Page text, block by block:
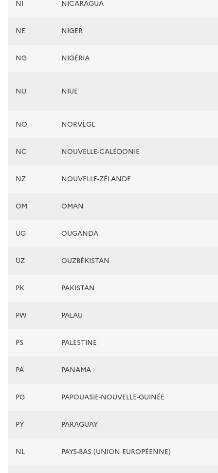
NI NICARAGUA
NE NIGER
NG NIGÉRIA
NU NIUE
NO NORVÈGE
NC NOUVELLE-CALÉDONIE
NZ NOUVELLE-ZÉLANDE
OM OMAN
UG OUGANDA
UZ OUZBÉKISTAN
PK PAKISTAN
PW PALAU
PS PALESTINE
PA PANAMA
PG PAPOUASIE-NOUVELLE-GUINÉE
PY PARAGUAY
NL PAYS-BAS (UNION EUROPÉENNE)